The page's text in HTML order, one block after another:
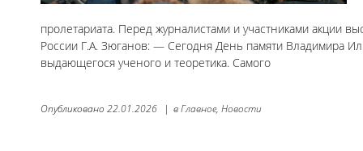
пролетариата. Перед журналистами и участниками акции
России Г.А. Зюганов: — Сегодня День памяти Владимира
выдающегося ученого и теоретика. Самого
Опубликовано 22.01.2026 | вГлавное, Новости